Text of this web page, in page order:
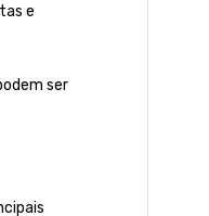
e
ser